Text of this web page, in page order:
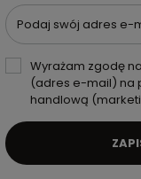
Podaj swój adres e-
Wyrażam zgodę
(adres e-mail) na
handlową